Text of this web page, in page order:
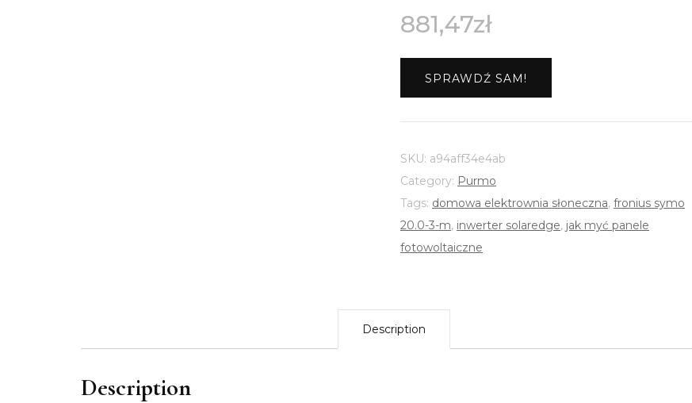
881,47zł
SPRAWDŹ SAM!
SKU: a94aff34e4ab
Category: Purmo
Tags: domowa elektrownia słoneczna, fronius symo
20.0-3-m, inwerter solaredge, jak myć panele
fotowoltaiczne
Description
Description